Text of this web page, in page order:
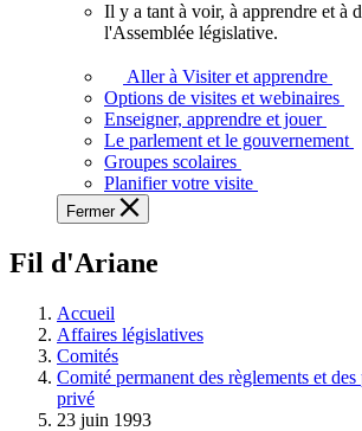
voir,
apprendre
et
à
à
législative.
Il y a tant à voir, à apprendre et à
l'Assemblée législative.
Aller à Visiter et apprendre
Options de visites et webinaires
Enseigner, apprendre et jouer
Le parlement et le gouvernement
Groupes scolaires
Planifier votre visite
Fermer
Fil d'Ariane
Accueil
Affaires législatives
Comités
Comité permanent des règlements et
privé
23 juin 1993